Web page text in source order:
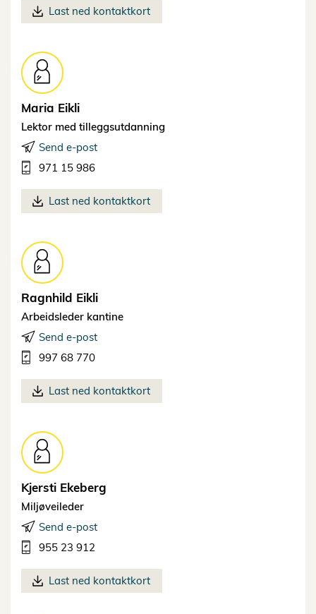
Last ned kontaktkort
Maria Eikli
Lektor med tilleggsutdanning
Send e-post
971 15 986
Last ned kontaktkort
Ragnhild Eikli
Arbeidsleder kantine
Send e-post
997 68 770
Last ned kontaktkort
Kjersti Ekeberg
Miljøveileder
Send e-post
955 23 912
Last ned kontaktkort